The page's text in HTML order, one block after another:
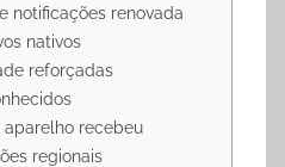
notificações renovada
nativos
reforçadas
aparelho recebeu
regionais